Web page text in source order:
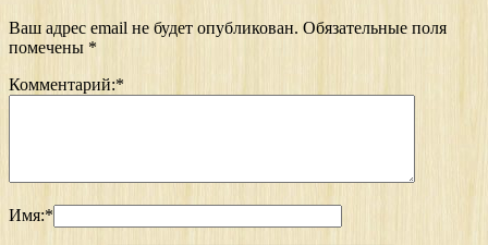
Ваш адрес email не будет опубликован. Обязательные поля
помечены *
Комментарий:*
Имя:*